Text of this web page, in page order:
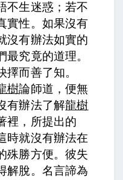
不生迷惑；若不
性。 如果沒有
沒有辦法如實的
究竟的道理。
擇而善了知。
樹論師道，便無
有辦法了解龍樹
裡，所提出的
時就沒有辦法在
殊勝方便。彼失
解脫。名言諦為